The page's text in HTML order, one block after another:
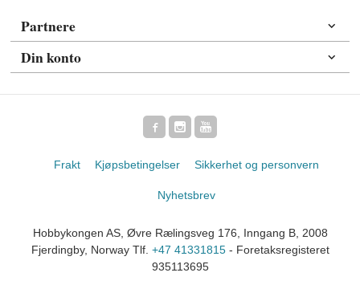
Partnere
Din konto
Frakt Kjøpsbetingelser Sikkerhet og personvern
Nyhetsbrev
Hobbykongen AS, Øvre Rælingsveg 176, Inngang B, 2008
Fjerdingby, Norway Tlf. +47 41331815- Foretaksregisteret
935113695